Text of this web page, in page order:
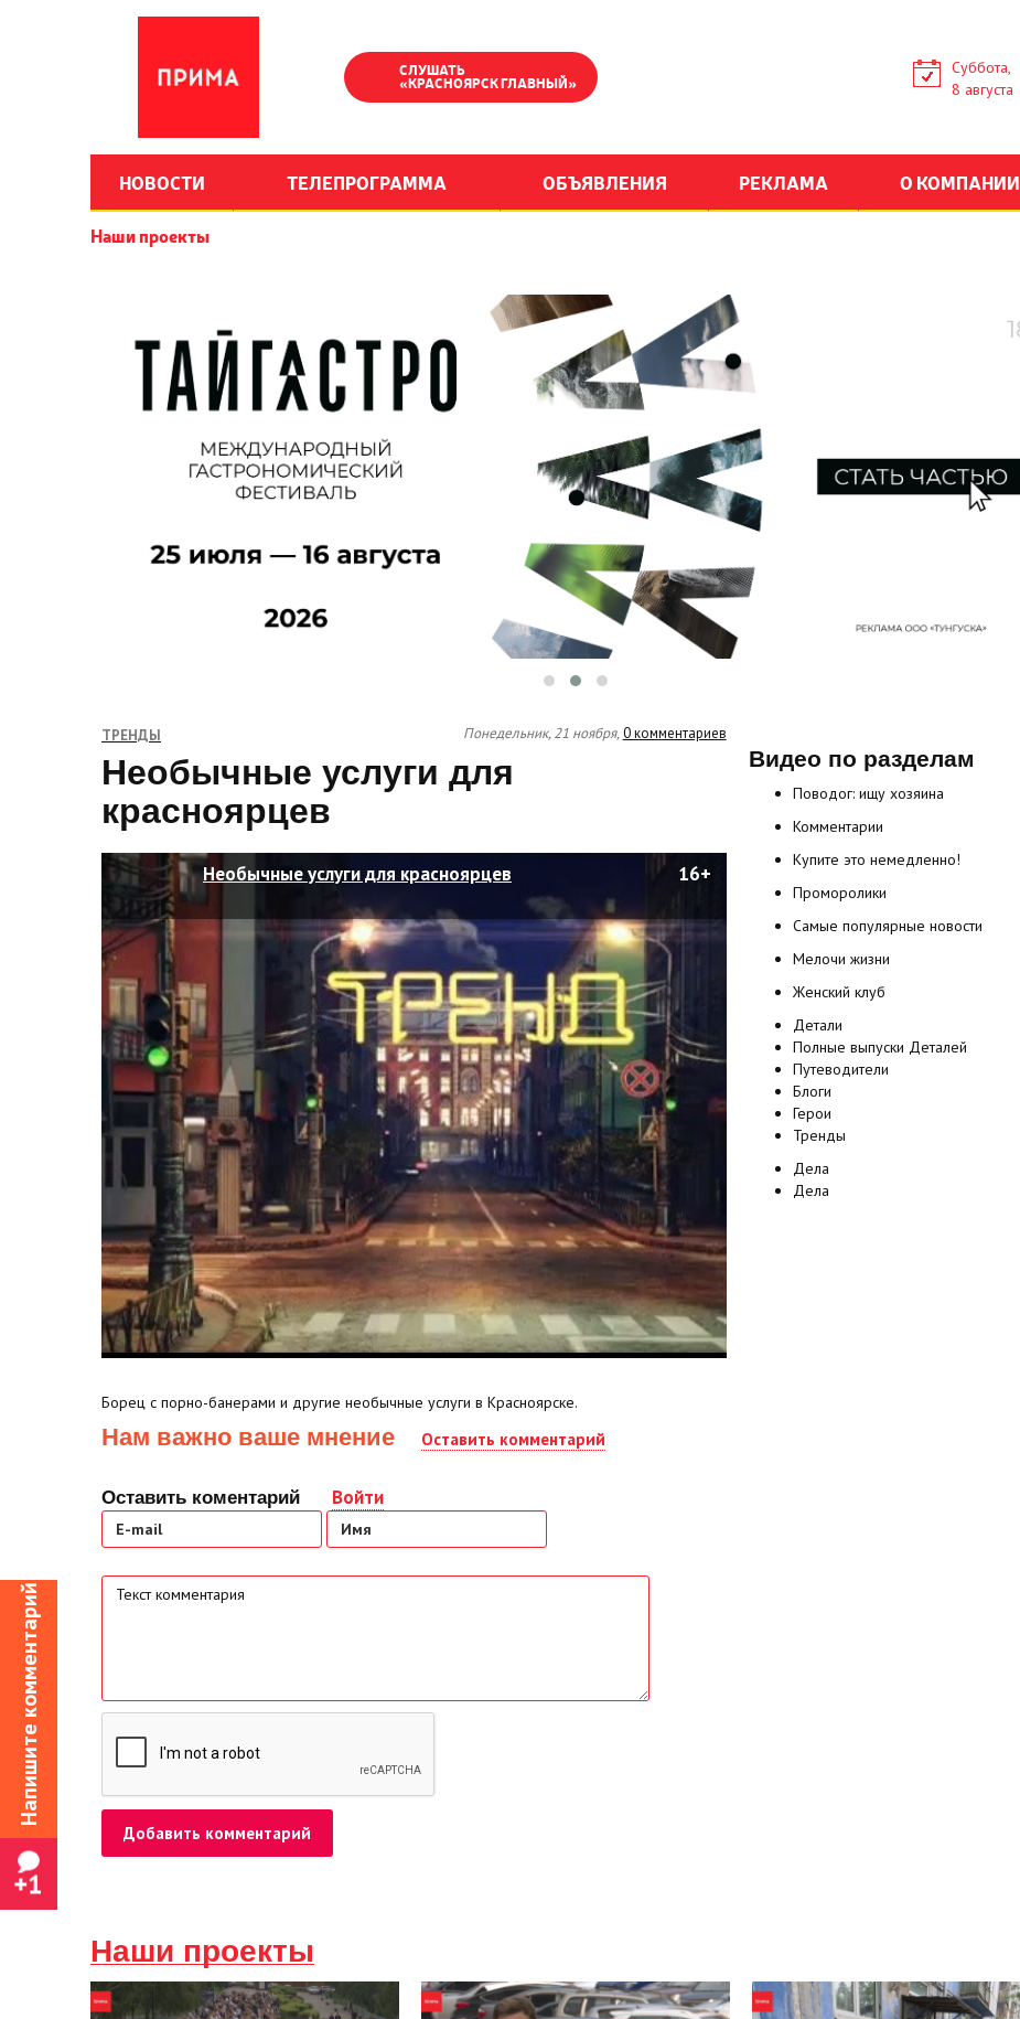
СЛУШАТЬ
«КРАСНОЯРСК ГЛАВНЫЙ»
Суббота,
8 августа
НОВОСТИ ТЕЛЕПРОГРАММА ОБЪЯВЛЕНИЯ РЕКЛАМА О КОМПАНИИ
Наши проекты
ТРЕНДЫ Понедельник, 21 ноября,0 комментариев
Необычные услуги для
красноярцев
Необычные услуги для красноярцев 16+
Борец с порно-банерами и другие необычные услуги в Красноярске.
Нам важно ваше мнение Оставить комментарий
Напишите комментарий
Оставить коментарий Войти
Видео по разделам
Поводог: ищу хозяина
Комментарии
Купите это немедленно!
Проморолики
Самые популярные новости
Мелочи жизни
Женский клуб
Детали
Полные выпуски Деталей
Путеводители
Блоги
Герои
Тренды
Дела
Дела
Наши проекты